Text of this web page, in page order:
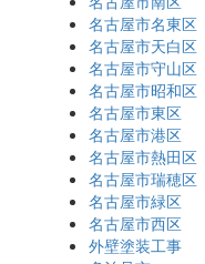
名古屋市名東区
名古屋市天白区
名古屋市守山区
名古屋市昭和区
名古屋市東区
名古屋市港区
名古屋市熱田区
名古屋市瑞穂区
名古屋市緑区
名古屋市西区
外壁塗装工事